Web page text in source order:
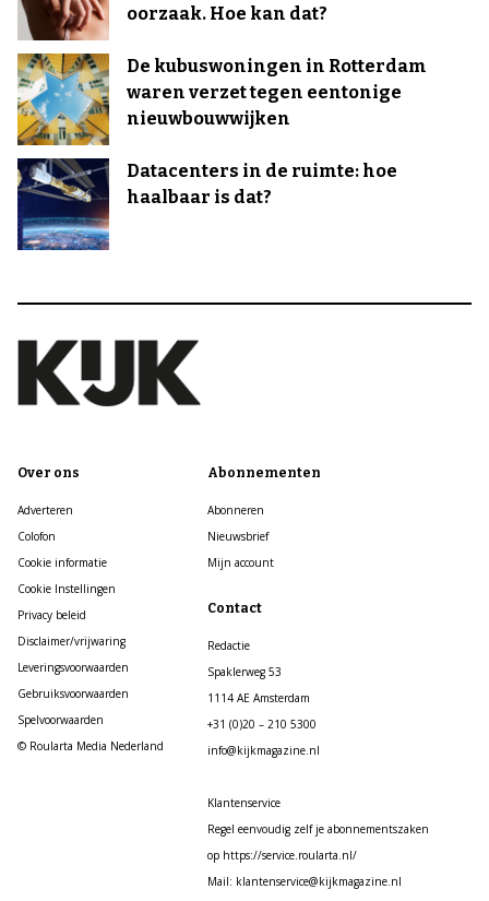
oorzaak. Hoe kan dat?
De kubuswoningen in Rotterdam
waren verzet tegen eentonige
nieuwbouwwijken
Datacenters in de ruimte: hoe
haalbaar is dat?
Over ons
Adverteren
Colofon
Cookie informatie
Cookie Instellingen
Privacy beleid
Disclaimer/vrijwaring
Leveringsvoorwaarden
Gebruiksvoorwaarden
Spelvoorwaarden
© Roularta Media Nederland
Abonnementen
Abonneren
Nieuwsbrief
Mijn account
Contact
Redactie
Spaklerweg 53
1114 AE Amsterdam
+31 (0)20 – 210 5300
info@kijkmagazine.nl
Klantenservice
Regel eenvoudig zelf je abonnementszaken
op https://service.roularta.nl/
Mail: klantenservice@kijkmagazine.nl